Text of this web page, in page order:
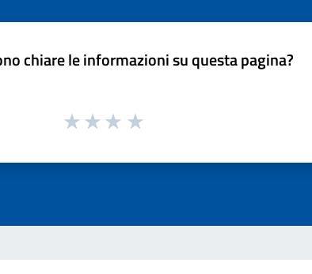
chiare le informazioni su questa pagina?